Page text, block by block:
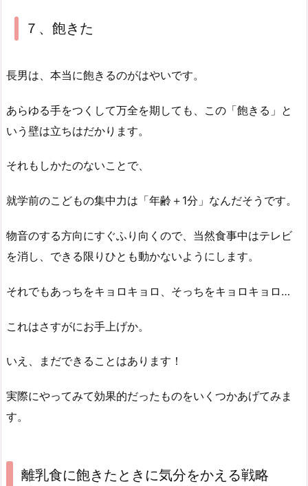
７、飽きた
長男は、本当に飽きるのがはやいです。
あらゆる手をつくして万全を期しても、この「飽きる」と
いう壁は立ちはだかります。
それもしかたのないことで、
就学前のこどもの集中力は「年齢＋1分」なんだそうです。
物音のする方向にすぐふり向くので、当然食事中はテレビ
を消し、できる限りひとも動かないようにします。
それでもあっちをキョロキョロ、そっちをキョロキョロ…
これはさすがにお手上げか。
いえ、まだできることはあります！
実際にやってみて効果的だったものをいくつかあげてみま
す。
離乳食に飽きたときに気分をかえる戦略